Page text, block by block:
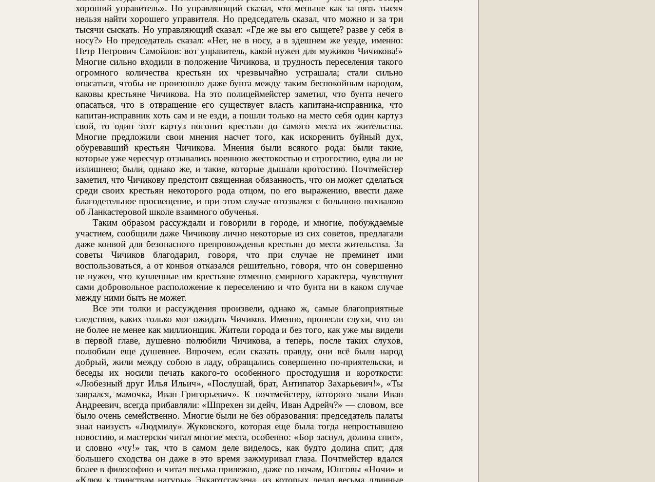
хороший управитель». Но управляющий сказал, что меньше как за пять тысяч
нельзя найти хорошего управителя. Но председатель сказал, что можно и за три
тысячи сыскать. Но управляющий сказал: «Где же вы его сыщете? разве у себя в
носу?» Но председатель сказал: «Нет, не в носу, а в здешнем же уезде, именно:
Петр Петрович Самойлов: вот управитель, какой нужен для мужиков Чичикова!»
Многие сильно входили в положение Чичикова, и трудность переселения такого
огромного количества крестьян их чрезвычайно устрашала; стали сильно
опасаться, чтобы не произошло даже бунта между таким беспокойным народом,
каковы крестьяне Чичикова. На это полицеймейстер заметил, что бунта нечего
опасаться, что в отвращение его существует власть капитана-исправника, что
капитан-исправник хоть сам и не езди, а пошли только на место себя один картуз
свой, то один этот картуз погонит крестьян до самого места их жительства.
Многие предложили свои мнения насчет того, как искоренить буйный дух,
обуревавший крестьян Чичикова. Мнения были всякого рода: были такие,
которые уже чересчур отзывались военною жестокостью и строгостию, едва ли не
излишнею; были, однако же, и такие, которые дышали кротостию. Почтмейстер
заметил, что Чичикову предстоит священная обязанность, что он может сделаться
среди своих крестьян некоторого рода отцом, по его выражению, ввести даже
благодетельное просвещение, и при этом случае отозвался с большою похвалою
об Ланкастеровой школе взаимного обученья.
Таким образом рассуждали и говорили в городе, и многие, побуждаемые
участием, сообщили даже Чичикову лично некоторые из сих советов, предлагали
даже конвой для безопасного препровожденья крестьян до места жительства. За
советы Чичиков благодарил, говоря, что при случае не преминет ими
воспользоваться, а от конвоя отказался решительно, говоря, что он совершенно
не нужен, что купленные им крестьяне отменно смирного характера, чувствуют
сами добровольное расположение к переселению и что бунта ни в каком случае
между ними быть не может.
Все эти толки и рассуждения произвели, однако ж, самые благоприятные
следствия, каких только мог ожидать Чичиков. Именно, пронесли слухи, что он
не более не менее как миллионщик. Жители города и без того, как уже мы видели
в первой главе, душевно полюбили Чичикова, а теперь, после таких слухов,
полюбили еще душевнее. Впрочем, если сказать правду, они всё были народ
добрый, жили между собою в ладу, обращались совершенно по-приятельски, и
беседы их носили печать какого-то особенного простодушия и короткости:
«Любезный друг Илья Ильич», «Послушай, брат, Антипатор Захарьевич!», «Ты
заврался, мамочка, Иван Григорьевич». К почтмейстеру, которого звали Иван
Андреевич, всегда прибавляли: «Шпрехен зи дейч, Иван Адрейч?» — словом, все
было очень семейственно. Многие были не без образования: председатель палаты
знал наизусть «Людмилу» Жуковского, которая еще была тогда непростывшею
новостию, и мастерски читал многие места, особенно: «Бор заснул, долина спит»,
и словно «чу!» так, что в самом деле виделось, как будто долина спит; для
большего сходства он даже в это время зажмуривал глаза. Почтмейстер вдался
более в философию и читал весьма прилежно, даже по ночам, Юнговы «Ночи» и
«Ключ к таинствам натуры» Эккартсгаузена, из которых делал весьма длинные